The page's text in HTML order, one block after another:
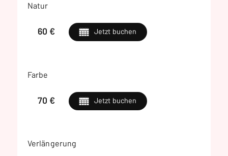
Natur
60 € Jetzt buchen
Farbe
70 € Jetzt buchen
Verlängerung